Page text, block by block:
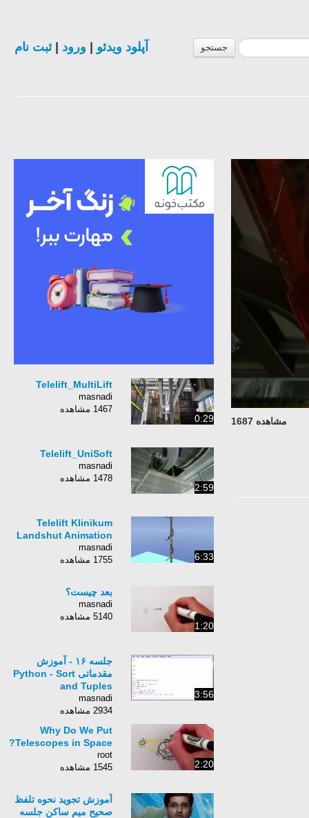
جستجو آپلود ویدئو ورود |ثبت نام
مشاهده 1687 0:29
Telelift_MultiLift
masnadi
1467 مشاهده
2:59
Telelift_UniSoft
masnadi
1478 مشاهده
6:33
Telelift Klinikum
Landshut Animation
masnadi
1755 مشاهده
1:20
بعد چیست؟
masnadi
5140 مشاهده
3:56
جلسه ۱۶ - آموزش
مقدماتی Python - Sort
and Tuples
masnadi
2934 مشاهده
2:20
Why Do We Put
Telescopes in Space?
root
1545 مشاهده
آموزش تجوید نحوه تلفظ
صحیح میم ساکن جلسه